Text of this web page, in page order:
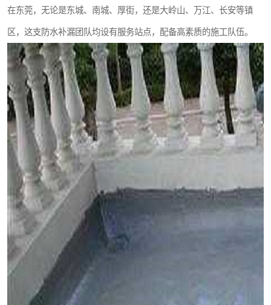
在东莞，无论是东城、南城、厚街，还是大岭山、万江、长安等镇
区，这支防水补漏团队均设有服务站点，配备高素质的施工队伍。